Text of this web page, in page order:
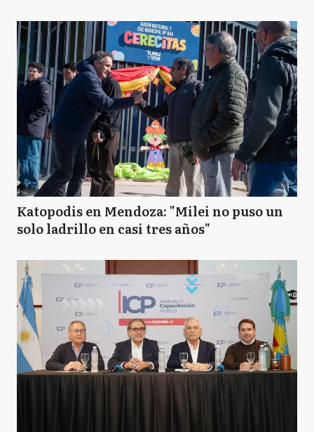
Katopodis en Mendoza: "Milei no puso un
solo ladrillo en casi tres años"